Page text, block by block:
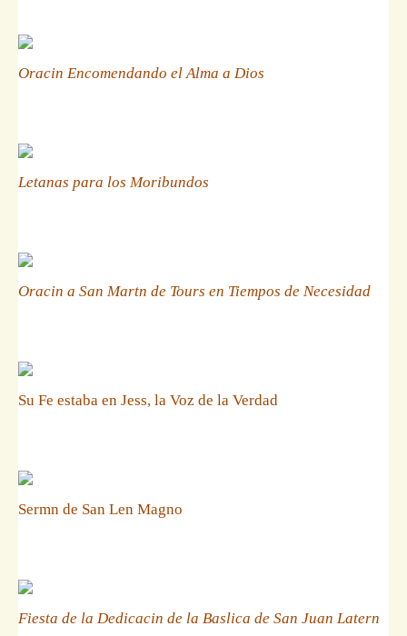
Oracin Encomendando el Alma a Dios
Letanas para los Moribundos
Oracin a San Martn de Tours en Tiempos de Necesidad
Su Fe estaba en Jess, la Voz de la Verdad
Sermn de San Len Magno
Fiesta de la Dedicacin de la Baslica de San Juan Latern